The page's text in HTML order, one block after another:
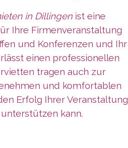
in Dillingenist eine
Ihre Firmenveranstaltung
und Konferenzen und Ihr
einen professionellen
tragen auch zur
und komfortablen
Erfolg Ihrer Veranstaltung
kann.